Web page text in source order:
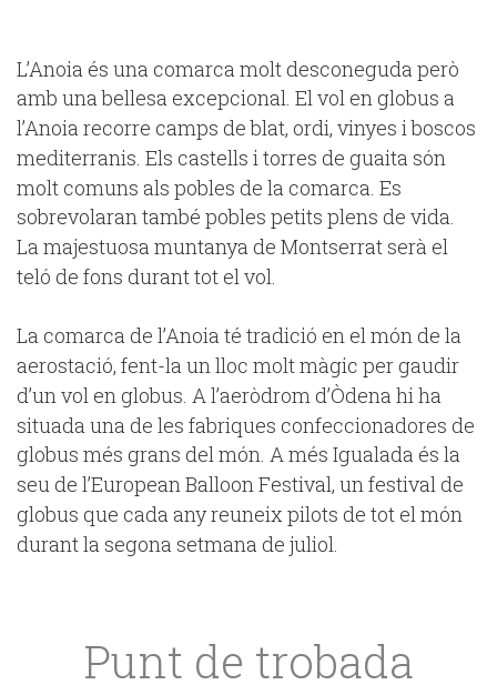
L’Anoia és una comarca molt desconeguda però
amb una bellesa excepcional. El vol en globus a
l’Anoia recorre camps de blat, ordi, vinyes i boscos
mediterranis. Els castells i torres de guaita són
molt comuns als pobles de la comarca. Es
sobrevolaran també pobles petits plens de vida.
La majestuosa muntanya de Montserrat serà el
teló de fons durant tot el vol.
La comarca de l’Anoia té tradició en el món de la
aerostació, fent-la un lloc molt màgic per gaudir
d’un vol en globus. A l’aeròdrom d’Òdena hi ha
situada una de les fabriques confeccionadores de
globus més grans del món. A més Igualada és la
seu de l’European Balloon Festival, un festival de
globus que cada any reuneix pilots de tot el món
durant la segona setmana de juliol.
Punt de trobada